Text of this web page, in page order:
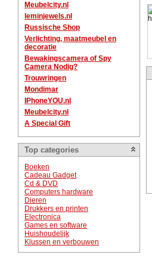
Meubelcity.nl
leminjewels.nl
Russische Shop
Verlichting, maatmeubel en
decoratie
Bewakingscamera of Spy
Camera Nodig?
Trouwringen
Mondimar
IPhoneYOU.nl
Meubelcity.nl
A Special Gift
Top categories
Boeken
Cadeau Gadget
Cd & DVD
Computers hardware
Dieren
Drukkers en printen
Electronica
Games en software
Huishoudelijk
Klussen en verbouwen